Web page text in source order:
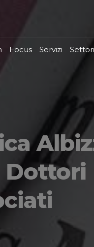
Focus Servizi Settori
Dottori